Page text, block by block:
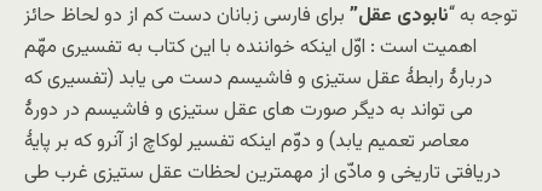
توجه به “نابودی عقل” برای فارسی زبانان دست کم از دو لحاظ حائز
اهمیت است : اوّل اینکه خواننده با این کتاب به تفسیری مهّم
دربارۀ رابطۀ عقل ستیزی و فاشیسم دست می یابد (تفسیری که
می تواند به دیگر صورت های عقل ستیزی و فاشیسم در دورۀ
معاصر تعمیم یابد) و دوّم اینکه تفسیر لوکاچ از آنرو که بر پایۀ
دریافتی تاریخی و مادّی از مهمترین لحظات عقل ستیزی غرب طی